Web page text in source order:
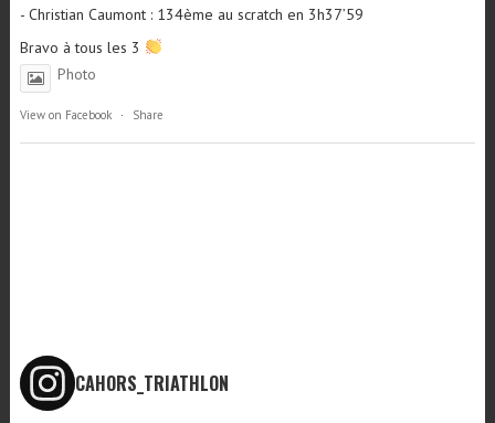
- Christian Caumont : 134ème au scratch en 3h37’59
Bravo à tous les 3
Photo
View on Facebook · Share
CAHORS_TRIATHLON